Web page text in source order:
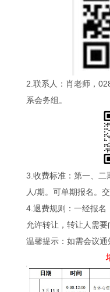
2.联系人：肖老师，
系会务组。
3.收费标准：第一、
人/期。可单期报名。
4.退费规则：一经报名
允许转让，转让人需要
温馨提示：如需会议通